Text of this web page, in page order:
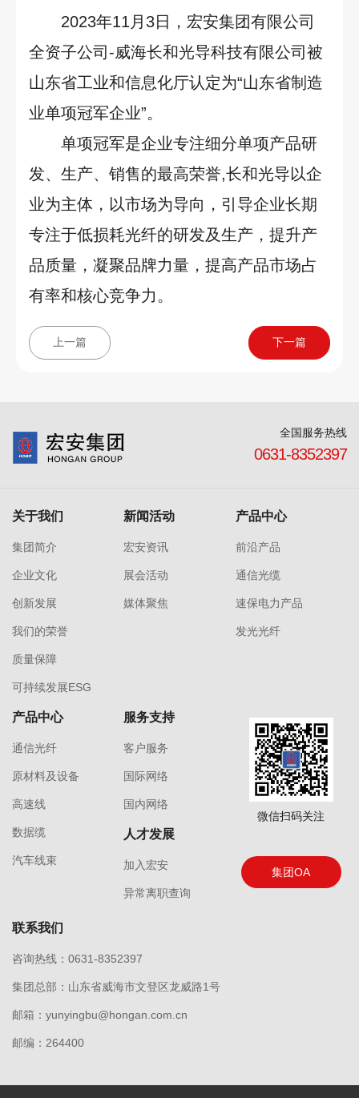
2023年11月3日，宏安集团有限公司
全资子公司-威海长和光导科技有限公司被
山东省工业和信息化厅认定为“山东省制造
业单项冠军企业”。
单项冠军是企业专注细分单项产品研
发、生产、销售的最高荣誉,长和光导以企
业为主体，以市场为导向，引导企业长期
专注于低损耗光纤的研发及生产，提升产
品质量，凝聚品牌力量，提高产品市场占
有率和核心竞争力。
上一篇 下一篇
全国服务热线
0631-8352397
关于我们
集团简介
企业文化
创新发展
我们的荣誉
质量保障
可持续发展ESG
新闻活动
宏安资讯
展会活动
媒体聚焦
产品中心
前沿产品
通信光缆
速保电力产品
发光光纤
产品中心
通信光纤
原材料及设备
高速线
数据缆
汽车线束
服务支持
客户服务
国际网络
国内网络
人才发展
加入宏安
异常离职查询
微信扫码关注
集团OA
联系我们
咨询热线：0631-8352397
集团总部：山东省威海市文登区龙威路1号
邮箱：yunyingbu@hongan.com.cn
邮编：264400